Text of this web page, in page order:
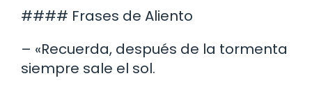
#### Frases de Aliento
– «Recuerda, después de la tormenta
siempre sale el sol.